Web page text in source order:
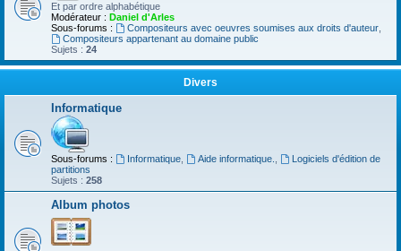
Et par ordre alphabétique
Modérateur : Daniel d'Arles
Sous-forums :
Compositeurs avec oeuvres soumises aux droits d'auteur,
Compositeurs appartenant au domaine public
Sujets : 24
Divers
Informatique
Sous-forums : Informatique, Aide informatique.
Logiciels d'édition de
partitions
Sujets : 258
Album photos